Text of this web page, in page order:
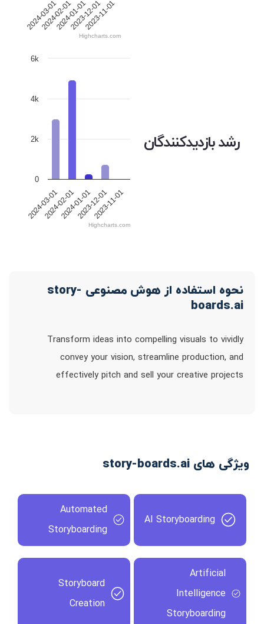
2024-03-01
2024-02-01
2024-01-01
2023-12-01
2023-11-01
Highcharts.com
رشد بازدیدکنندگان
2024-03-01
2024-02-012024-01-012023-12-012023-11-01
0
2k
4k
6k
Highcharts.com
نحوه استفاده از هوش مصنوعی story-
boards.ai
Transform ideas into compelling visuals to vividly
convey your vision, streamline production, and
effectively pitch and sell your creative projects
ویژگی های story-boards.ai
AI Storyboarding
Automated
Storyboarding
Artificial
Intelligence
Storyboarding
Storyboard
Creation